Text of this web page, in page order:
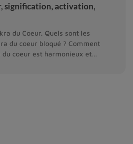
signification, activation,
du Coeur. Quels sont les
du coeur bloqué ? Comment
coeur est harmonieux et